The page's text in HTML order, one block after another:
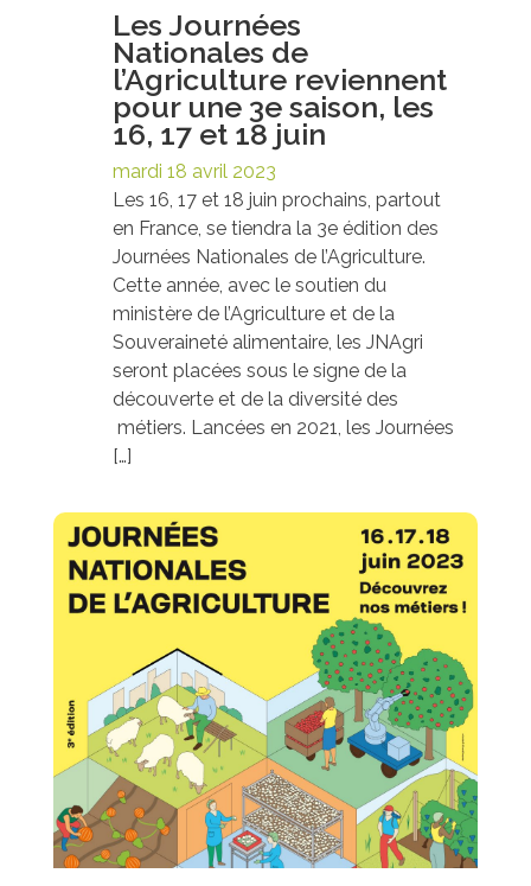
Les Journées
Nationales de
l’Agriculture reviennent
pour une 3e saison, les
16, 17 et 18 juin
mardi 18 avril 2023
Les 16, 17 et 18 juin prochains, partout
en France, se tiendra la 3e édition des
Journées Nationales de l’Agriculture.
Cette année, avec le soutien du
ministère de l’Agriculture et de la
Souveraineté alimentaire, les JNAgri
seront placées sous le signe de la
découverte et de la diversité des
métiers. Lancées en 2021, les Journées
[…]